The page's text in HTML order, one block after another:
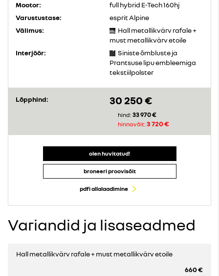
Mootor:
full hybrid E-Tech 160hj
Varustustase:
esprit Alpine
Välimus:
Hall metallikvärv rafale +
must metallikvärv etoile
Interjöör:
Siniste õmbluste ja
Prantsuse lipu embleemiga
tekstiilpolster
Lõpphind: 30 250 €
hind: 33 970 €
hinnavõit: 3 720 €
olen huvitatud!
broneeri proovisõit
pdfi allalaadimine
Variandid ja lisaseadmed
Hall metallikvärv rafale + must metallikvärv etoile
660 €